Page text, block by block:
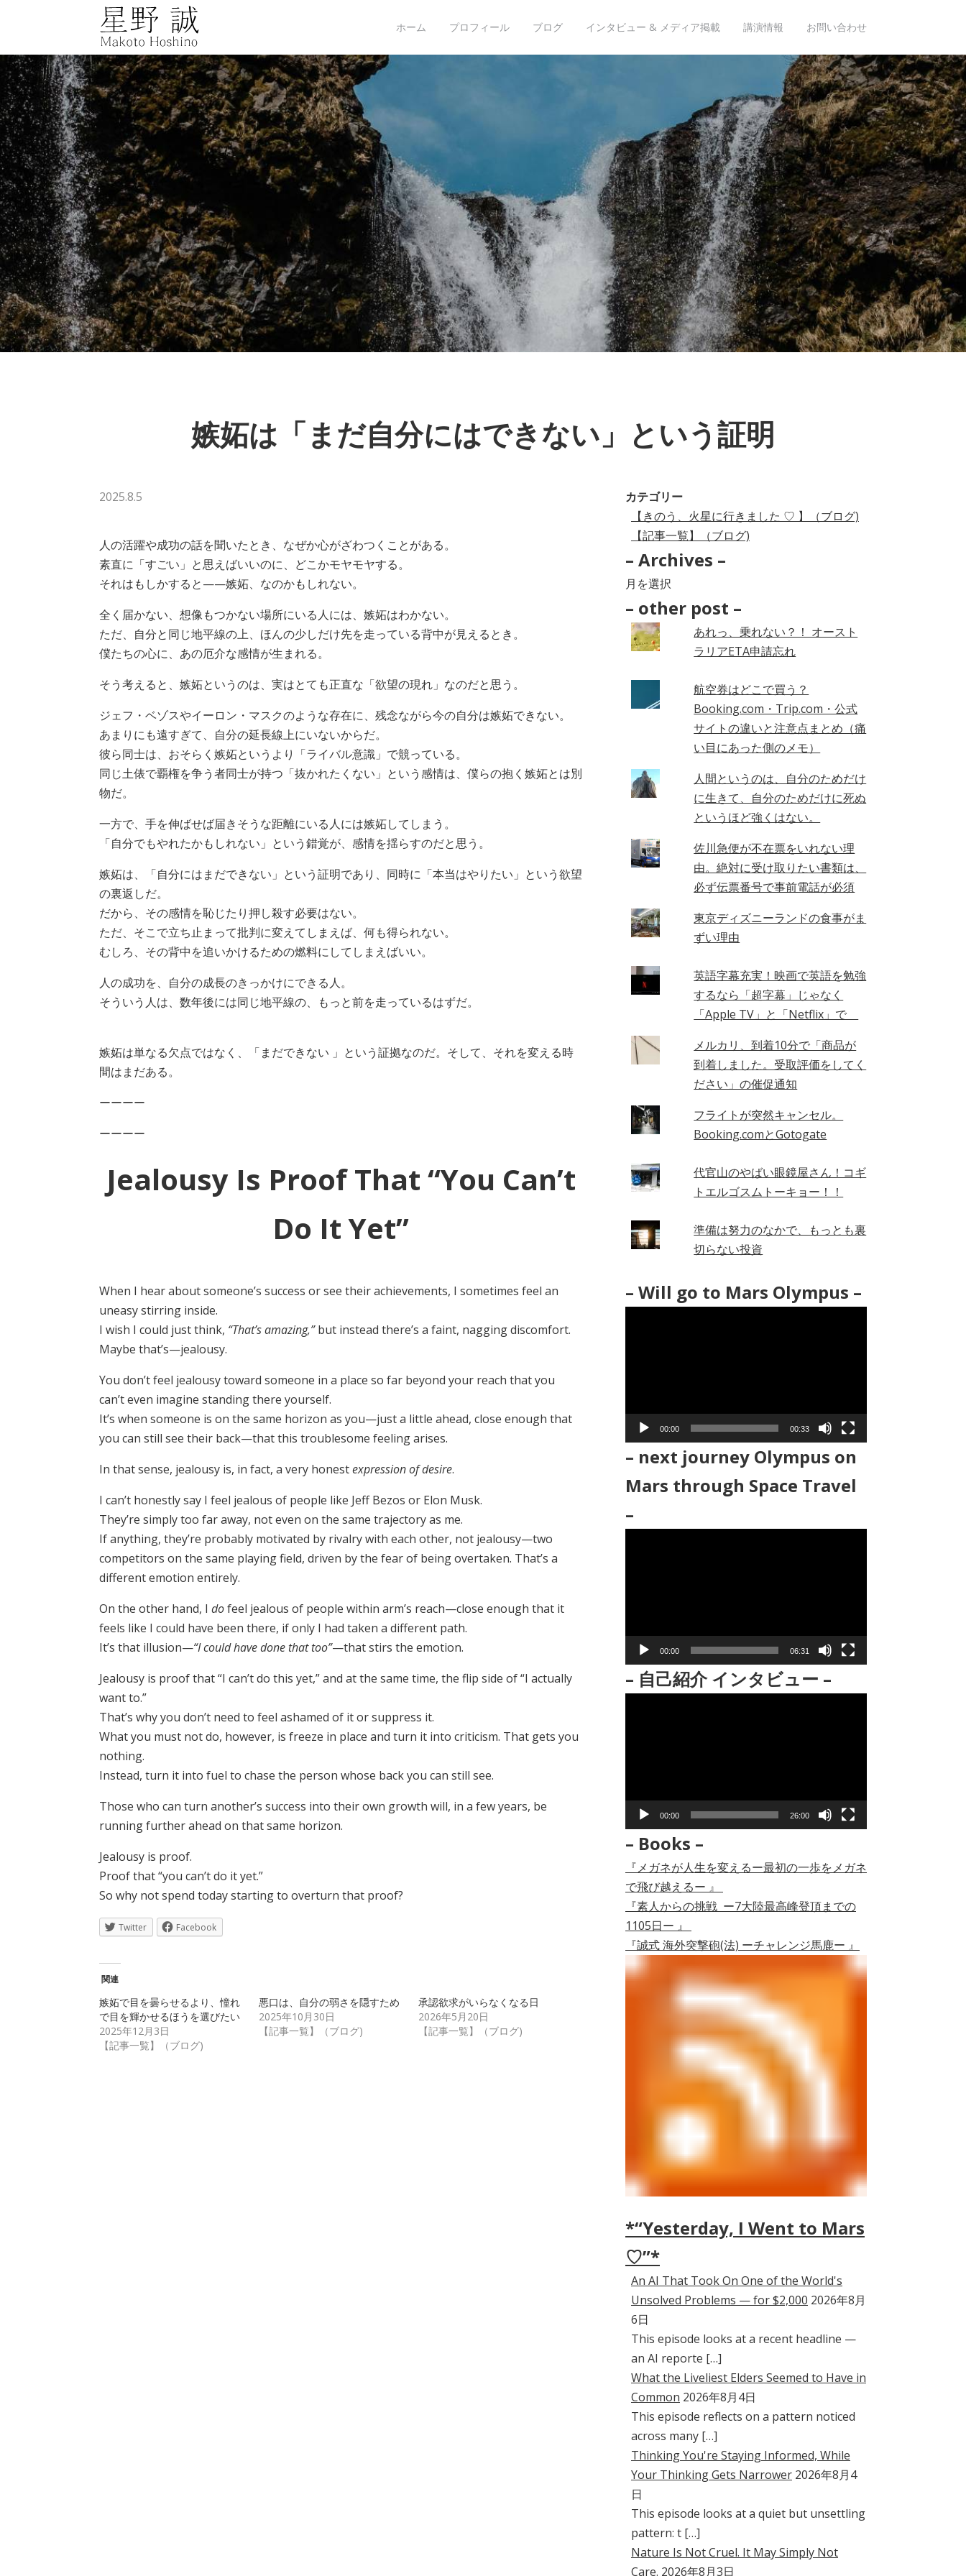
星野誠 makoto hoshino
ホーム プロフィール ブログ インタビュー & メディア掲載 講演情報 お問い合わせ
嫉妬は「まだ自分にはできない」という証明
2025.8.5
人の活躍や成功の話を聞いたとき、なぜか心がざわつくことがある。
素直に「すごい」と思えばいいのに、どこかモヤモヤする。
それはもしかすると——嫉妬、なのかもしれない。
全く届かない、想像もつかない場所にいる人には、嫉妬はわかない。
ただ、自分と同じ地平線の上、ほんの少しだけ先を走っている背中が見えるとき。
僕たちの心に、あの厄介な感情が生まれる。
そう考えると、嫉妬というのは、実はとても正直な「欲望の現れ」なのだと思う。
ジェフ・ベゾスやイーロン・マスクのような存在に、残念ながら今の自分は嫉妬できない。
あまりにも遠すぎて、自分の延長線上にいないからだ。
彼ら同士は、おそらく嫉妬というより「ライバル意識」で競っている。
同じ土俵で覇権を争う者同士が持つ「抜かれたくない」という感情は、僕らの抱く嫉妬とは別
物だ。
一方で、手を伸ばせば届きそうな距離にいる人には嫉妬してしまう。
「自分でもやれたかもしれない」という錯覚が、感情を揺らすのだと思う。
嫉妬は、「自分にはまだできない」という証明であり、同時に「本当はやりたい」という欲望
の裏返しだ。
だから、その感情を恥じたり押し殺す必要はない。
ただ、そこで立ち止まって批判に変えてしまえば、何も得られない。
むしろ、その背中を追いかけるための燃料にしてしまえばいい。
人の成功を、自分の成長のきっかけにできる人。
そういう人は、数年後には同じ地平線の、もっと前を走っているはずだ。
嫉妬は単なる欠点ではなく、「まだできない 」という証拠なのだ。そして、それを変える時
間はまだある。
ーーーー
ーーーー
Jealousy Is Proof That “You Can’t
Do It Yet”
When I hear about someone’s success or see their achievements, I sometimes feel an
uneasy stirring inside.
I wish I could just think, “That’s amazing,”but instead there’s a faint, nagging discomfort.
Maybe that’s—jealousy.
You don’t feel jealousy toward someone in a place so far beyond your reach that you
can’t even imagine standing there yourself.
It’s when someone is on the same horizon as you—just a little ahead, close enough that
you can still see their back—that this troublesome feeling arises.
In that sense, jealousy is, in fact, a very honestexpression of desire.
I can’t honestly say I feel jealous of people like Jeff Bezos or Elon Musk.
They’re simply too far away, not even on the same trajectory as me.
If anything, they’re probably motivated by rivalry with each other, not jealousy—two
competitors on the same playing field, driven by the fear of being overtaken. That’s a
different emotion entirely.
On the other hand, I dofeel jealous of people within arm’s reach—close enough that it
feels like I could have been there, if only I had taken a different path.
It’s that illusion—“I could have done that too”—that stirs the emotion.
Jealousy is proof that “I can’t do this yet,” and at the same time, the flip side of “I actually
want to.”
That’s why you don’t need to feel ashamed of it or suppress it.
What you must not do, however, is freeze in place and turn it into criticism. That gets you
nothing.
Instead, turn it into fuel to chase the person whose back you can still see.
Those who can turn another’s success into their own growth will, in a few years, be
running further ahead on that same horizon.
Jealousy is proof.
Proof that “you can’t do it yet.”
So why not spend today starting to overturn that proof?
Twitter Facebook
関連
嫉妬で目を曇らせるより、憧れ
で目を輝かせるほうを選びたい
2025年12月3日
【記事一覧】（ブログ)
悪口は、自分の弱さを隠すため
2025年10月30日
【記事一覧】（ブログ)
承認欲求がいらなくなる日
2026年5月20日
【記事一覧】（ブログ)
カテゴリー
【きのう、火星に行きました ♡ 】（ブログ)
【記事一覧】（ブログ)
– Archives –
–
Archives
– other post –
あれっ、乗れない？！ オースト
ラリアETA申請忘れ
航空券はどこで買う？
Booking.com・Trip.com・公式
サイトの違いと注意点まとめ（痛
い目にあった側のメモ）
人間というのは、自分のためだけ
に生きて、自分のためだけに死ぬ
というほど強くはない。
佐川急便が不在票をいれない理
由。絶対に受け取りたい書類は、
必ず伝票番号で事前電話が必須
東京ディズニーランドの食事がま
ずい理由
英語字幕充実！映画で英語を勉強
するなら「超字幕」じゃなく
「Apple TV」と「Netflix」で
メルカリ、到着10分で「商品が
到着しました。受取評価をしてく
ださい」の催促通知
フライトが突然キャンセル。
Booking.comとGotogate
代官山のやばい眼鏡屋さん！コギ
トエルゴスムトーキョー！！
準備は努力のなかで、もっとも裏
切らない投資
– Will go to Mars Olympus –
ヤ
00:00 00:33
– next journey Olympus on
Mars through Space Travel
–
ヤ
00:00 06:31
– 自己紹介 インタビュー –
ヤ
00:00 26:00
– Books –
『メガネが人生を変えるー最初の一歩をメガネ
で飛び越えるー 』
『素人からの挑戦 ー7大陸最高峰登頂までの
1105日ー 』
『誠式 海外突撃砲(法) ーチャレンジ馬鹿ー 』
*“Yesterday, I Went to Mars
♡”*
An AI That Took On One of the World's
Unsolved Problems — for $2,000 2026年8月
6日
This episode looks at a recent headline —
an AI reporte […]
What the Liveliest Elders Seemed to Have in
Common 2026年8月4日
This episode reflects on a pattern noticed
across many […]
Thinking You're Staying Informed, While
Your Thinking Gets Narrower 2026年8月4
日
This episode looks at a quiet but unsettling
pattern: t […]
Nature Is Not Cruel. It May Simply Not
Care. 2026年8月3日